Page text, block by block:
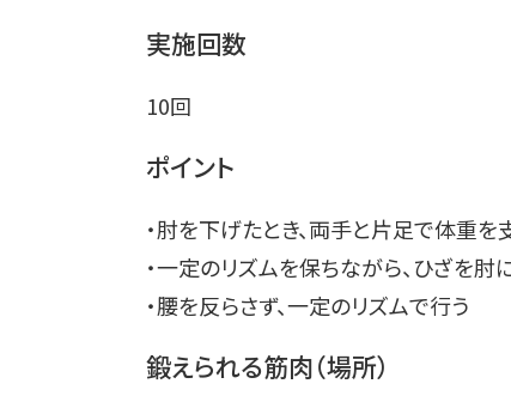
実施回数
10回
ポイント
・肘を下げたとき、両手と片足で体重を
・一定のリズムを保ちながら、ひざを肘
・腰を反らさず、一定のリズムで行う
鍛えられる筋肉（場所）